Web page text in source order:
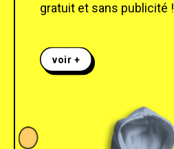
gratuit et sans publicité !
voir +